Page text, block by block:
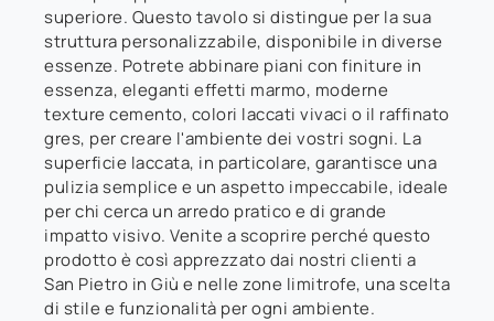
superiore. Questo tavolo si distingue per la sua
struttura personalizzabile, disponibile in diverse
essenze. Potrete abbinare piani con finiture in
essenza, eleganti effetti marmo, moderne
texture cemento, colori laccati vivaci o il raffinato
gres, per creare l'ambiente dei vostri sogni. La
superficie laccata, in particolare, garantisce una
pulizia semplice e un aspetto impeccabile, ideale
per chi cerca un arredo pratico e di grande
impatto visivo. Venite a scoprire perché questo
prodotto è così apprezzato dai nostri clienti a
San Pietro in Giù e nelle zone limitrofe, una scelta
di stile e funzionalità per ogni ambiente.